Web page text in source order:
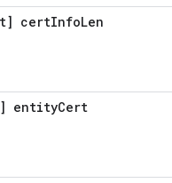
certInfoLen
entityCert